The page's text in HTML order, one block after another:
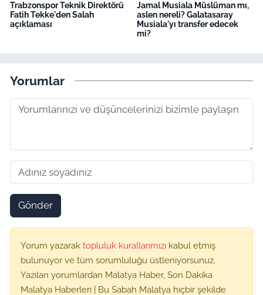
Trabzonspor Teknik Direktörü
Fatih Tekke'den Salah
açıklaması
Jamal Musiala Müslüman mı,
aslen nereli? Galatasaray
Musiala'yı transfer edecek
mi?
Yorumlar
Gönder
Yorum yazarak topluluk kurallarımızı kabul etmiş
bulunuyor ve tüm sorumluluğu üstleniyorsunuz.
Yazılan yorumlardan Malatya Haber, Son Dakika
Malatya Haberleri | Bu Sabah Malatya hiçbir şekilde